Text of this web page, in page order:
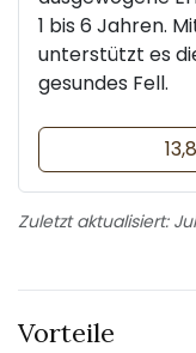
1 bis 6 Jahren.
unterstützt es
gesundes Fell.
Zuletzt aktualisiert:
Vorteile